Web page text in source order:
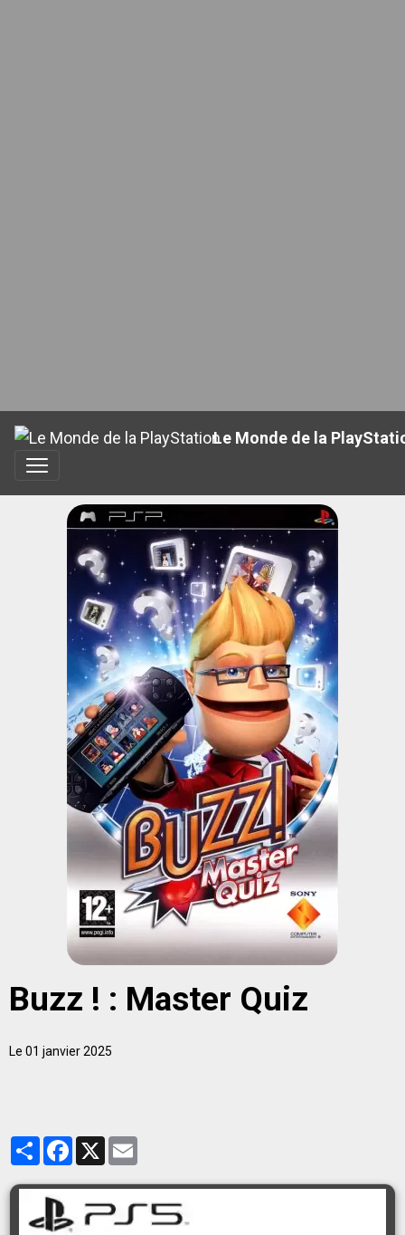
Le Monde de la
Buzz ! : Master Quiz
Le 01 janvier 2025
PartagerFacebook
X